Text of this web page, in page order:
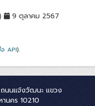
9 ตุลาคม 2567
API).
นนแจ้งวัฒนะ แขวง
นคร 10210